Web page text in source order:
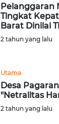
Pelanggaran
Tingkat
Barat Dinilai
2 tahun yang lalu
Utama
Desa
"Netralitas
2 tahun yang lalu